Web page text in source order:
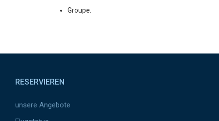
Groupe.
RESERVIEREN
unsere Angebote